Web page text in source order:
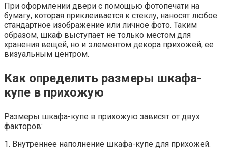
При оформлении двери с помощью фотопечати на
бумагу, которая приклеивается к стеклу, наносят любое
стандартное изображение или личное фото. Таким
образом, шкаф выступает не только местом для
хранения вещей, но и элементом декора прихожей, ее
визуальным центром.
Как определить размеры шкафа-
купе в прихожую
Размеры шкафа-купе в прихожую зависят от двух
факторов:
1. Внутреннее наполнение шкафа-купе для прихожей.